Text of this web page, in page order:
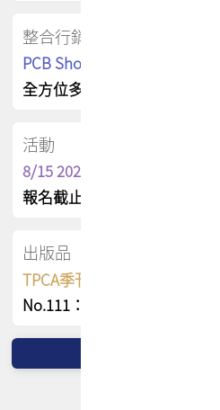
整合行銷
PCB Shop 採購指南
全方位多元曝光方案
活動
8/15 2026 TPCA健康盃保齡球
報名截止日 : 8/3 活動日期 : 8/
出版品
TPCA季刊 FREE 線上版
No.111：PCB全球風險布局與